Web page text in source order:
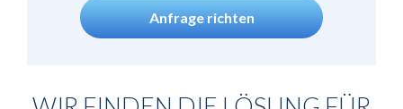
Anfrage richten